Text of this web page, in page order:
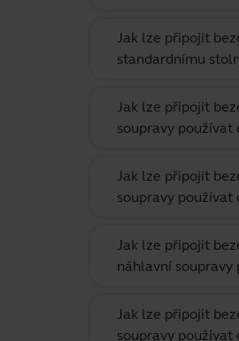
Jak lze připojit
standardnímu
Jak lze připojit
soupravy používat
Jak lze připojit
soupravy používat
Jak lze připojit
náhlavní soupravy
Jak lze připojit
soupravy používat